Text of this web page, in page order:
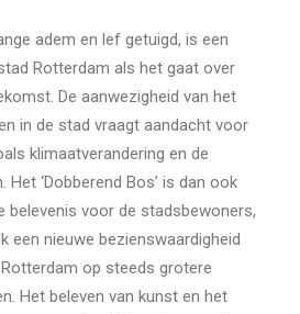
adem en lef getuigd, is een
Rotterdam als het gaat over
De aanwezigheid van het
in de stad vraagt aandacht voor
klimaatverandering en de
‘Dobberend Bos’ is dan ook
belevenis voor de stadsbewoners,
een nieuwe bezienswaardigheid
op steeds grotere
Het beleven van kunst en het